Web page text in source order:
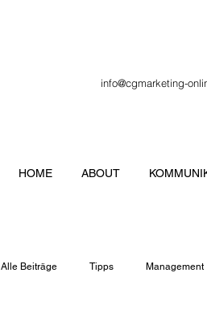
info@cgmarketing-
Alle Beiträge Tipps Management
HOME ABOUT